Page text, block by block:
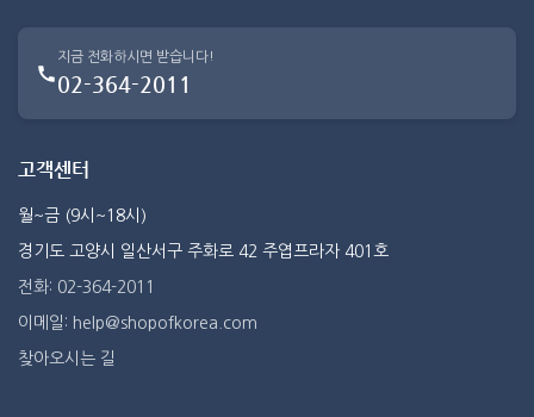
지금 전화하시면 받습니다!
02-364-2011
고객센터
월~금 (9시~18시)
경기도 고양시 일산서구 주화로 42 주엽프라자 401호
전화: 02-364-2011
이메일: help@shopofkorea.com
찾아오시는 길